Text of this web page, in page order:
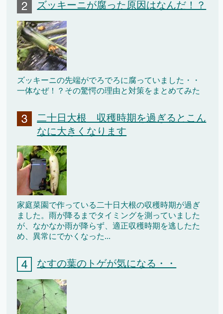
ズッキーニが腐った原因はなんだ！？
ズッキーニの先端がでろでろに腐っていました・・
一体なぜ！？その驚愕の理由と対策をまとめてみた
二十日大根 収穫時期を過ぎるとこん
なに大きくなります
家庭菜園で作っている二十日大根の収穫時期が過ぎ
ました。雨が降るまでタイミングを測っていました
が、なかなか雨が降らず、適正収穫時期を逃したた
め、異常にでかくなった...
なすの葉のトゲが気になる・・